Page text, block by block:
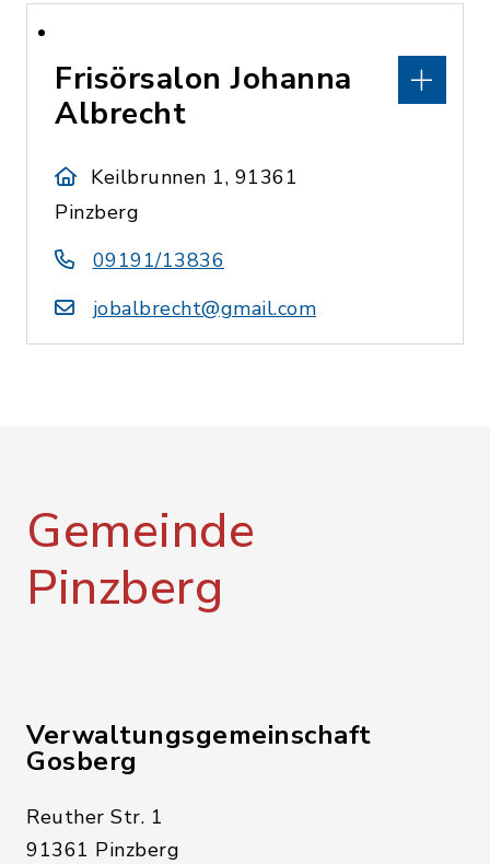
Frisörsalon Johanna
Albrecht
Keilbrunnen 1, 91361
Pinzberg
09191/13836
jobalbrecht@gmail.com
Gemeinde
Pinzberg
Verwaltungsgemeinschaft
Gosberg
Reuther Str. 1
91361 Pinzberg